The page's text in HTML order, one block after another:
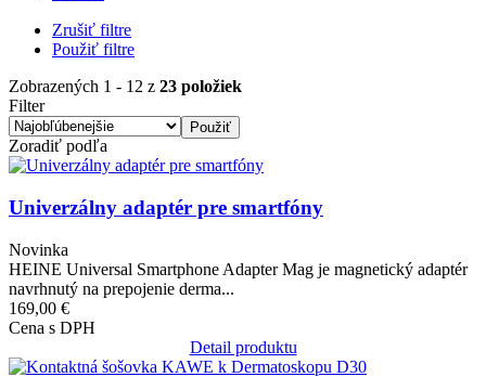
Zrušiť filtre
Použiť filtre
Zobrazených 1 - 12 z 23 položiek
Filter
Zoradiť podľa
Obrázok
Univerzálny adaptér pre smartfóny
Novinka
HEINE Universal Smartphone Adapter Mag je magnetický adaptér
navrhnutý na prepojenie derma...
169,00 €
Cena s DPH
Detail produktu
Obrázok